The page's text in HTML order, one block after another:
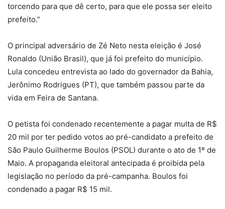
torcendo para que dê certo, para que ele possa ser eleito
prefeito.”
O principal adversário de Zé Neto nesta eleição é José
Ronaldo (União Brasil), que já foi prefeito do município.
Lula concedeu entrevista ao lado do governador da Bahia,
Jerônimo Rodrigues (PT), que também passou parte da
vida em Feira de Santana.
O petista foi condenado recentemente a pagar multa de R$
20 mil por ter pedido votos ao pré-candidato a prefeito de
São Paulo Guilherme Boulos (PSOL) durante o ato de 1º de
Maio. A propaganda eleitoral antecipada é proibida pela
legislação no período da pré-campanha. Boulos foi
condenado a pagar R$ 15 mil.